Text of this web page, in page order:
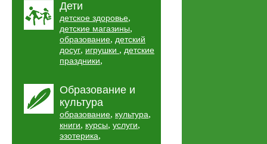
Дети
детское здоровье,
детские магазины,
образование, детский
досуг, игрушки , детские
праздники,
Образование и
культура
образование, культура,
книги, курсы, услуги,
эзотерика,